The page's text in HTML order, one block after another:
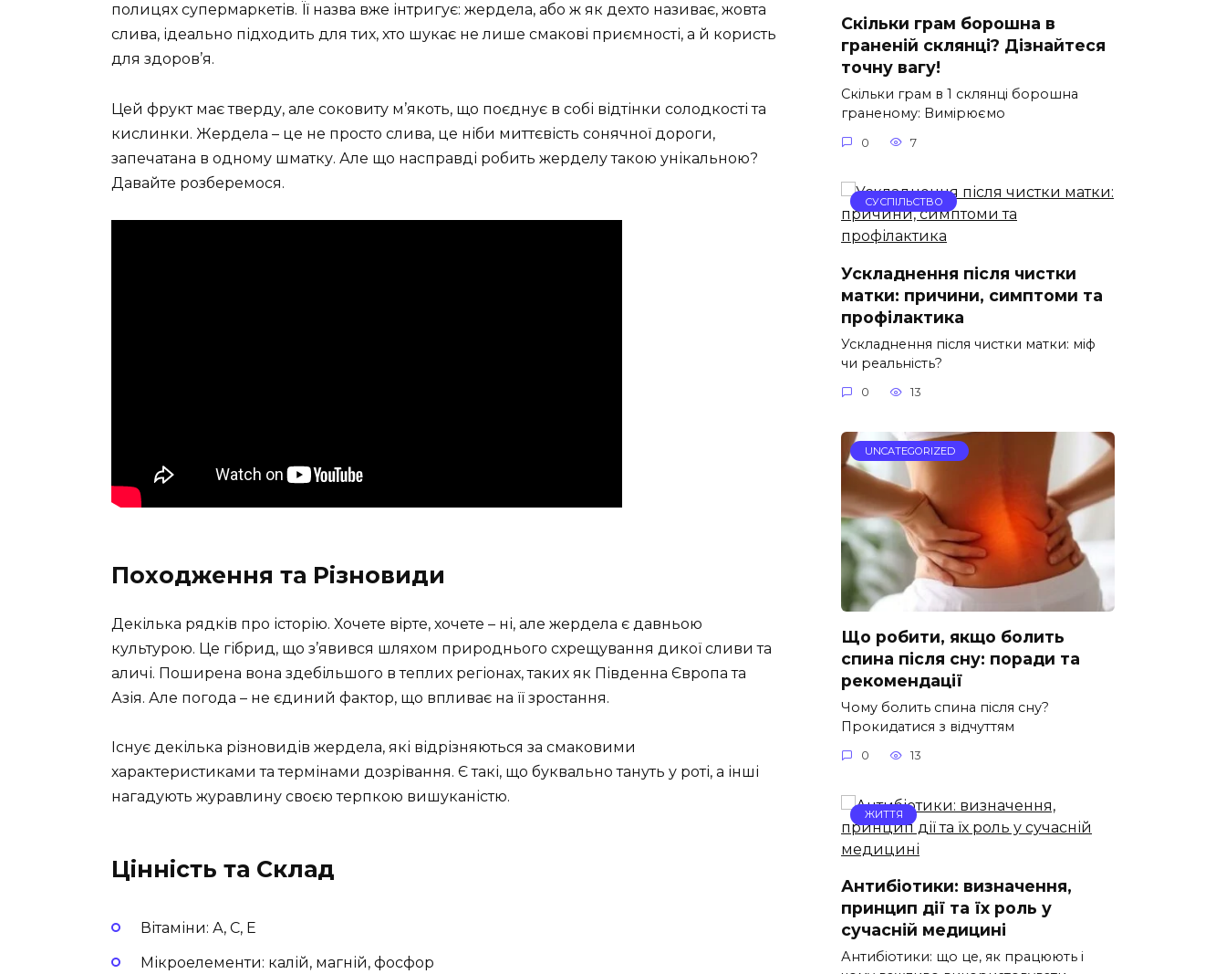
полицях супермаркетів. Її назва вже інтригує: жердела, або ж як дехто називає, жовта
слива, ідеально підходить для тих, хто шукає не лише смакові приємності, а й користь
для здоров’я.
Цей фрукт має тверду, але соковиту м’якоть, що поєднує в собі відтінки солодкості та
кислинки. Жердела – це не просто слива, це ніби миттєвість сонячної дороги,
запечатана в одному шматку. Але що насправді робить жерделу такою унікальною?
Давайте розберемося.
Походження та Різновиди
Декілька рядків про історію. Хочете вірте, хочете – ні, але жердела є давньою
культурою. Це гібрид, що з’явився шляхом природнього схрещування дикої сливи та
аличі. Поширена вона здебільшого в теплих регіонах, таких як Південна Європа та
Азія. Але погода – не єдиний фактор, що впливає на її зростання.
Існує декілька різновидів жердела, які відрізняються за смаковими
характеристиками та термінами дозрівання. Є такі, що буквально тануть у роті, а інші
нагадують журавлину своєю терпкою вишуканістю.
Цінність та Склад
Вітаміни: А, C, E
Мікроелементи: калій, магній, фосфор
Скільки грам борошна в
граненій склянці? Дізнайтеся
точну вагу!
Скільки грам в 1 склянці борошна
граненому: Вимірюємо
0 7
СУСПІЛЬСТВО
Ускладнення після чистки
матки: причини, симптоми та
профілактика
Ускладнення після чистки матки: міф
чи реальність?
0 13
UNCATEGORIZED
Що робити, якщо болить
спина після сну: поради та
рекомендації
Чому болить спина після сну?
Прокидатися з відчуттям
0 13
ЖИТТЯ
Антибіотики: визначення,
принцип дії та їх роль у
сучасній медицині
Антибіотики: що це, як працюють і